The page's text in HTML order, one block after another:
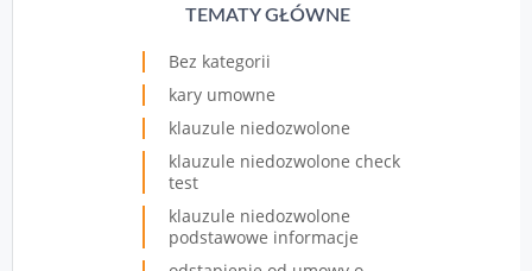
TEMATY GŁÓWNE
Bez kategorii
kary umowne
klauzule niedozwolone
klauzule niedozwolone check
test
klauzule niedozwolone
podstawowe informacje